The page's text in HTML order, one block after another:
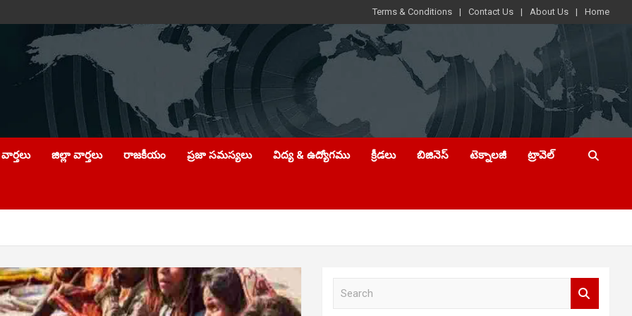
Terms & Conditions Contact Us About Us Home
జిల్లా వార్తలు రాజకీయం ప్రజా సమస్యలు విద్య & ఉద్యోగము క్రీడలు బిజినెస్ టెక్నాలజీ ట్రావెల్